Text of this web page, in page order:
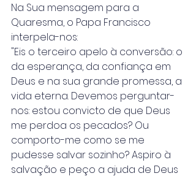
Na Sua mensagem para a
Quaresma, o Papa Francisco
interpela-nos:
"Eis o terceiro apelo à conversão: o
da esperança, da confiança em
Deus e na sua grande promessa, a
vida eterna. Devemos perguntar-
nos: estou convicto de que Deus
me perdoa os pecados? Ou
comporto-me como se me
pudesse salvar sozinho? Aspiro à
salvação e peço a ajuda de Deus